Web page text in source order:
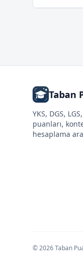
Taban
YKS, DGS,
puanları,
hesaplama
©2026Taban